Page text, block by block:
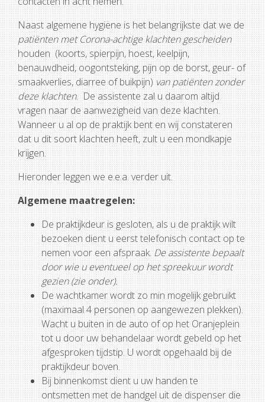
Naast algemene hygiëne is het belangrijkste dat we de
patiënten met Corona-achtige klachten gescheiden
houden (koorts, spierpijn, hoest, keelpijn,
benauwdheid, oogontsteking, pijn op de borst, geur- of
smaakverlies, diarree of buikpijn)van patiënten zonder
deze klachten. De assistente zal u daarom altijd
vragen naar de aanwezigheid van deze klachten.
Wanneer u al op de praktijk bent en wij constateren
dat u dit soort klachten heeft, zult u een mondkapje
krijgen.
Hieronder leggen we e.e.a. verder uit.
Algemene maatregelen:
De praktijkdeur is gesloten, als u de praktijk wilt
bezoeken dient u eerst telefonisch contact op te
nemen voor een afspraak.De assistente bepaalt
door wie u eventueel op het spreekuur wordt
gezien (zie onder).
De wachtkamer wordt zo min mogelijk gebruikt
(maximaal 4 personen op aangewezen plekken).
Wacht u buiten in de auto of op het Oranjeplein
tot u door uw behandelaar wordt gebeld op het
afgesproken tijdstip. U wordt opgehaald bij de
praktijkdeur boven.
Bij binnenkomst dient u uw handen te
ontsmetten met de handgel uit de dispenser die